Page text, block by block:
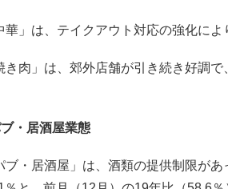
華」は、テイクアウト対応の強化に
き肉」は、郊外店舗が引き続き好調で
・居酒屋業態
ブ・居酒屋」は、酒類の提供制限が